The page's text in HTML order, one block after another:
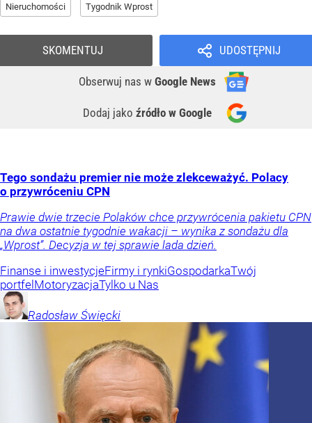
Nieruchomości Tygodnik Wprost
UDOSTĘPNIJ
Obserwuj nas w Google News
Dodaj jako źródło w Google
SKOMENTUJ
Tego sondażu premier nie może zlekceważyć. Polacy
o przywróceniu CPN
Prawie dwie trzecie Polaków chce przywrócenia pakietu CPN
na dwa ostatnie tygodnie wakacji – wynika z sondażu dla
„Wprost”. Decyzja w tej sprawie lada dzień.
Finanse i inwestycjeFirmy i rynkiGospodarkaTwój
portfelMotoryzacjaTylko u Nas
Radosław Święcki